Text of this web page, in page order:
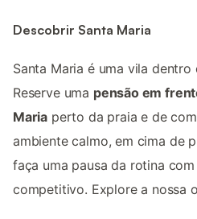
Descobrir Santa Maria
Santa Maria é uma vila
Reserve uma pensão em
Maria perto da praia e de
ambiente calmo, em cima de
faça uma pausa da rotina
competitivo. Explore a nossa